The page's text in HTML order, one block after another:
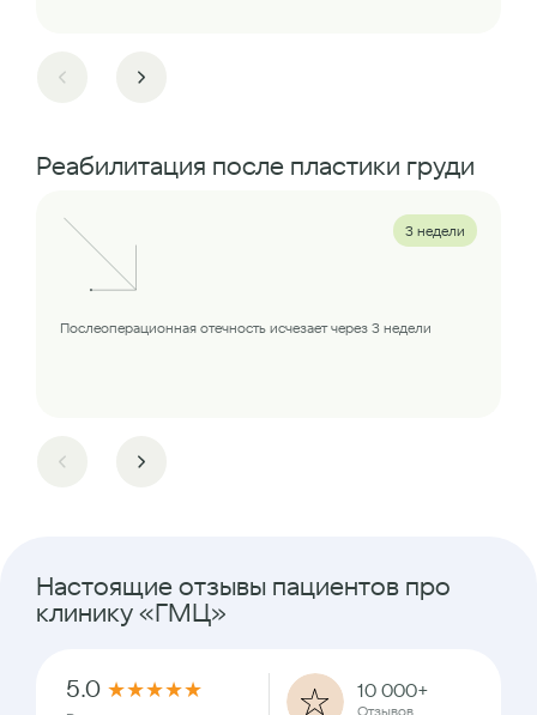
Реабилитация после пластики груди
3 недели
Послеоперационная отечность исчезает через 3 недели
Настоящие отзывы пациентов про
клинику «ГМЦ»
5.0 ★★★★★ 10 000+
Отзывов